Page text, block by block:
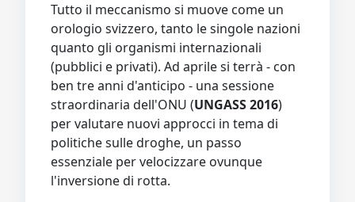
Tutto il meccanismo si muove come un
orologio svizzero, tanto le singole nazioni
quanto gli organismi internazionali
(pubblici e privati). Ad aprile si terrà - con
ben tre anni d'anticipo - una sessione
straordinaria dell'ONU (UNGASS 2016)
per valutare nuovi approcci in tema di
politiche sulle droghe, un passo
essenziale per velocizzare ovunque
l'inversione di rotta.